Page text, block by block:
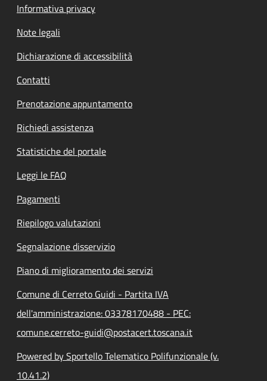
Informativa privacy
Note legali
Dichiarazione di accessibilità
Contatti
Prenotazione appuntamento
Richiedi assistenza
Statistiche del portale
Leggi le FAQ
Pagamenti
Riepilogo valutazioni
Segnalazione disservizio
Piano di miglioramento dei servizi
Comune di Cerreto Guidi - Partita IVA
dell'amministrazione: 03378170488 - PEC:
comune.cerreto-guidi@postacert.toscana.it
Powered by Sportello Telematico Polifunzionale (v.
10.41.2)